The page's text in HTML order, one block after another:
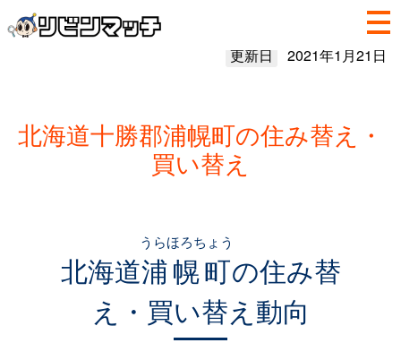
更新日 2021年1月21日
北海道十勝郡浦幌町の住み替え・
買い替え
北海道浦幌町
うらほろちょう
の住み替
え・買い替え動向